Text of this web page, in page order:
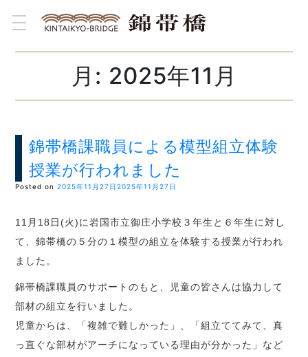
toggle navigation
月: 2025年11月
錦帯橋課職員による模型組立体験
授業が行われました
Posted on2025年11月27日2025年11月27日
11月18日(火)に岩国市立御庄小学校３年生と６年生に対し
て、錦帯橋の５分の１模型の組立を体験する授業が行われ
ました。
錦帯橋課職員のサポートのもと、児童の皆さんは協力して
部材の組立を行いました。
児童からは、「複雑で難しかった」、「組立ててみて、真
っ直ぐな部材がアーチになっている理由が分かった」など